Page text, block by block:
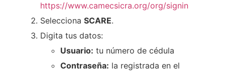
https://www.camecsicra.org/org/signin
Selecciona SCARE.
Digita tus datos:
Usuario: tu número de cédula
Contraseña: la registrada en el